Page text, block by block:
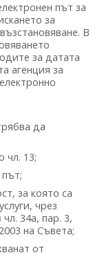
път за
за
В
за датата
агенция за
да
чл. 13;
за която са
чрез
34а, пар. 3,
на Съвета;
от